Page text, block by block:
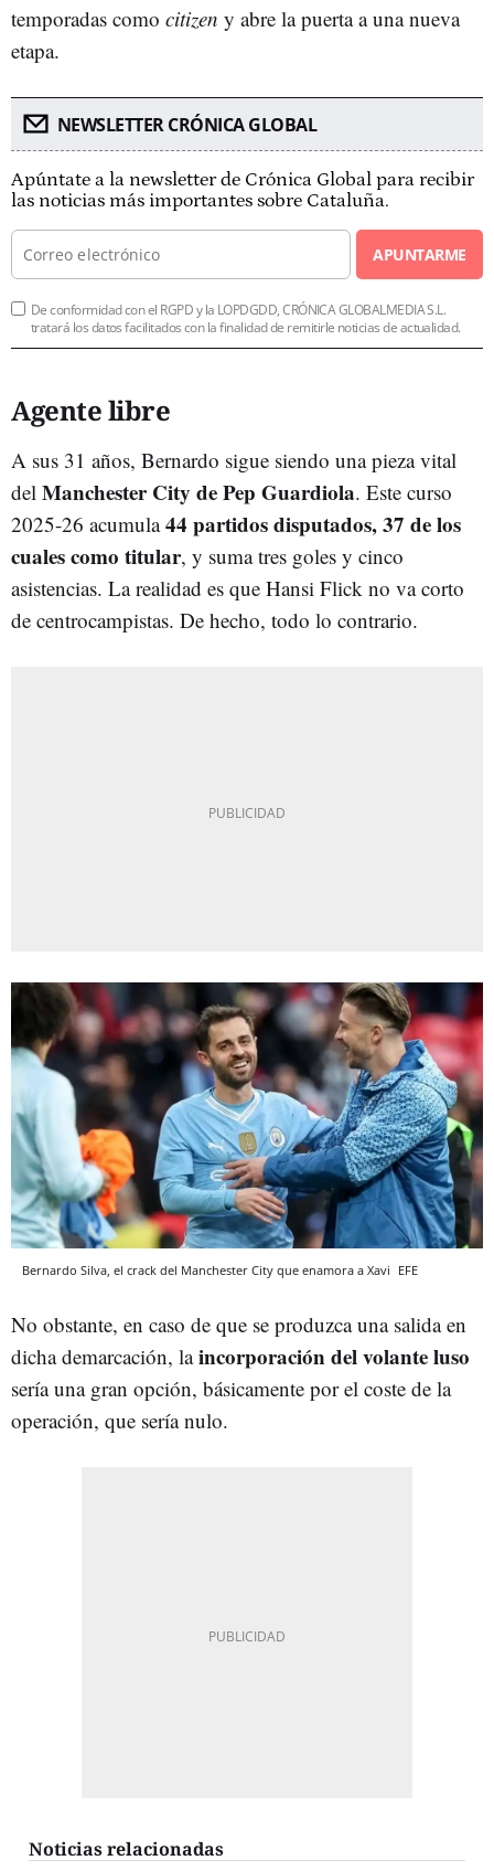
temporadas como citizen y abre la puerta a una nueva
etapa.
NEWSLETTER CRÓNICA GLOBAL
Apúntate a la newsletter de Crónica Global para recibir
las noticias más importantes sobre Cataluña.
APUNTARME
De conformidad con el RGPD y la LOPDGDD, CRÓNICA GLOBALMEDIA S.L.
tratará los datos facilitados con la finalidad de remitirle noticias de actualidad.
Agente libre
A sus 31 años, Bernardo sigue siendo una pieza vital
del Manchester City de Pep Guardiola. Este curso
2025-26 acumula44 partidos disputados, 37 de los
cuales como titular, y suma tres goles y cinco
asistencias. La realidad es que Hansi Flick no va corto
de centrocampistas. De hecho, todo lo contrario.
Bernardo Silva, el crack del Manchester City que enamora a Xavi EFE
No obstante, en caso de que se produzca una salida en
dicha demarcación, laincorporación del volante luso
sería una gran opción, básicamente por el coste de la
operación, que sería nulo.
Noticias relacionadas